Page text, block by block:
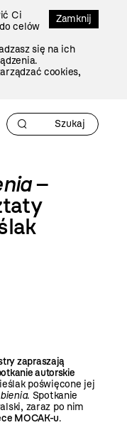
Zamknij
Ci
celów
się na ich
cookies,
–
zapraszają
autorskie
poświęcone jej
. Spotkanie
zaraz po nim
MOCAK-u.